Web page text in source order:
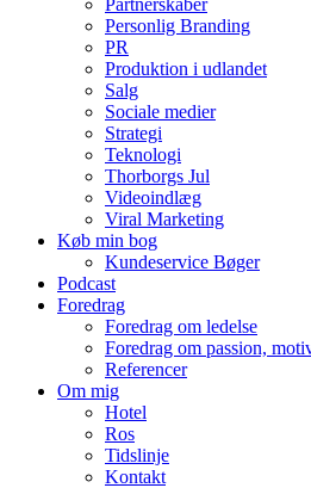
Partnerskaber
Personlig Branding
PR
Produktion i udlandet
Salg
Sociale medier
Strategi
Teknologi
Thorborgs Jul
Videoindlæg
Viral Marketing
Køb min bog
Kundeservice Bøger
Podcast
Foredrag
Foredrag om ledelse
Foredrag om passion,
Referencer
Om mig
Hotel
Ros
Tidslinje
Kontakt